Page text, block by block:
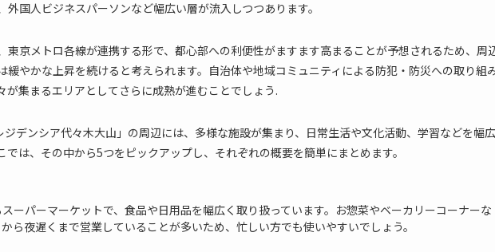
国人ビジネスパーソンなど幅広い層が流入しつつあります。
東京メトロ各線が連携する形で、都心部への利便性がますます高まることが予想されるため、周
緩やかな上昇を続けると考えられます。自治体や地域コミュニティによる防犯・防災への取り組
が集まるエリアとしてさらに成熟が進むことでしょう.
ンシア代々木大山」の周辺には、多様な施設が集まり、日常生活や文化活動、学習などを幅広
では、その中から5つをピックアップし、それぞれの概要を簡単にまとめます。
ーパーマーケットで、食品や日用品を幅広く取り扱っています。お惣菜やベーカリーコーナーな
ら夜遅くまで営業していることが多いため、忙しい方でも使いやすいでしょう。